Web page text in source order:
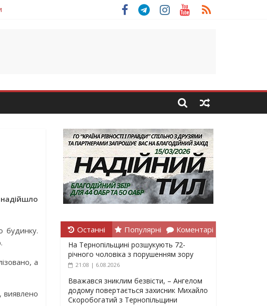
«на щиті»
Михайло Скоробогатий з Тернопільщини
будинку.
а
виявлено
Останні Популярні Коментарі
На Тернопільщині розшукують 72-
річного чоловіка з порушенням зору
21:08 | 6.08.2026
Вважався зниклим безвісти, – Ангелом
додому повертається захисник Михайло
Скоробогатий з Тернопільщини